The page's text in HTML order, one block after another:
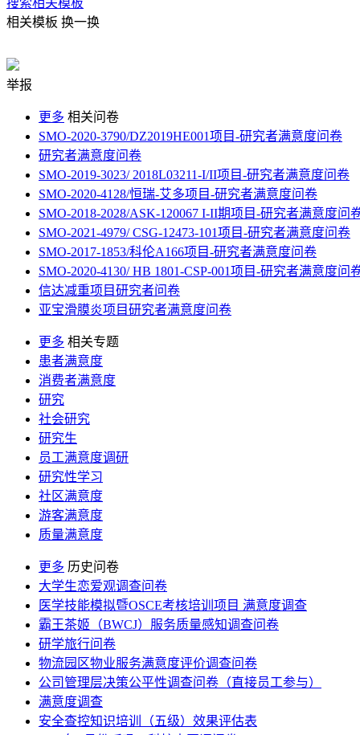
相关模板 换一换
举报
更多 相关问卷
SMO-2020-3790/DZ2019HE001项目-研究者满意度问卷
研究者满意度问卷
SMO-2019-3023/ 2018L03211-I/II项目-研究者满意度问卷
SMO-2020-4128/恒瑞-艾多项目-研究者满意度问卷
SMO-2018-2028/ASK-120067 I-II期项目-研究者满意度问
SMO-2021-4979/ CSG-12473-101项目-研究者满意度问卷
SMO-2017-1853/科伦A166项目-研究者满意度问卷
SMO-2020-4130/ HB 1801-CSP-001项目-研究者满意度问
信达减重项目研究者问卷
亚宝滑膜炎项目研究者满意度问卷
更多 相关专题
患者满意度
消费者满意度
研究
社会研究
研究生
员工满意度调研
研究性学习
社区满意度
游客满意度
质量满意度
更多 历史问卷
大学生恋爱观调查问卷
医学技能模拟暨OSCE考核培训项目 满意度调查
霸王茶姬（BWCJ）服务质量感知调查问卷
研学旅行问卷
物流园区物业服务满意度评价调查问卷
公司管理层决策公平性调查问卷（直接员工参与）
满意度调查
安全查控知识培训（五级）效果评估表